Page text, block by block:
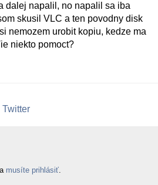
dalej napalil, no napalil sa iba
skusil VLC a ten povodny disk
nemozem urobit kopiu, kedze ma
niekto pomoct?
Twitter
musíte prihlásiť